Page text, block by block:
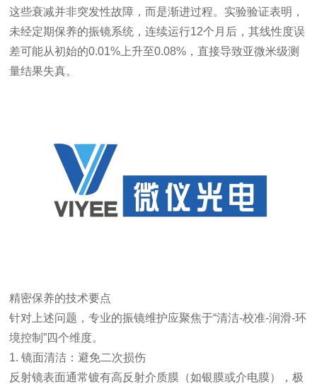
这些衰减并非突发性故障，而是渐进过程。实验验证表明，
未经定期保养的振镜系统，连续运行12个月后，其线性度误
差可能从初始的0.01%上升至0.08%，直接导致亚微米级测
量结果失真。
精密保养的技术要点
针对上述问题，专业的振镜维护应聚焦于“清洁-校准-润滑-环
境控制”四个维度。
1. 镜面清洁：避免二次损伤
反射镜表面通常镀有高反射介质膜（如银膜或介电膜），极